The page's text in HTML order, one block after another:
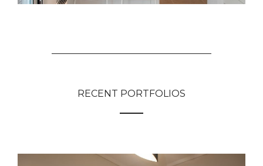
RECENT PORTFOLIOS